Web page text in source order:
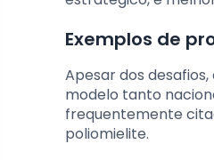
Exemplos de
Apesar dos
modelo tanto
frequentemente
poliomielite.